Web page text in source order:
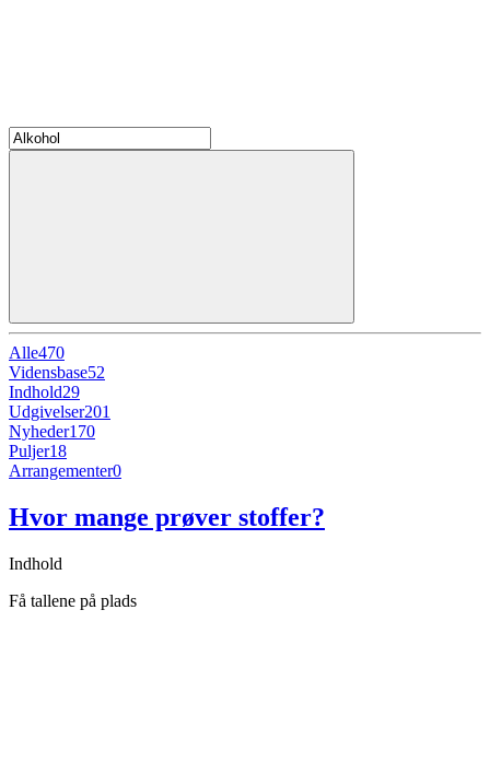
Alle470
Vidensbase52
Indhold29
Udgivelser201
Nyheder170
Puljer18
Arrangementer0
Hvor mange prøver stoffer?
Indhold
Få tallene på plads